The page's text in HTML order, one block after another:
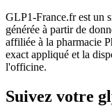
GLP1-France.fr est un
générée à partir de
affiliée à la pharmacie
exact appliqué et la
l'officine.
Suivez votre